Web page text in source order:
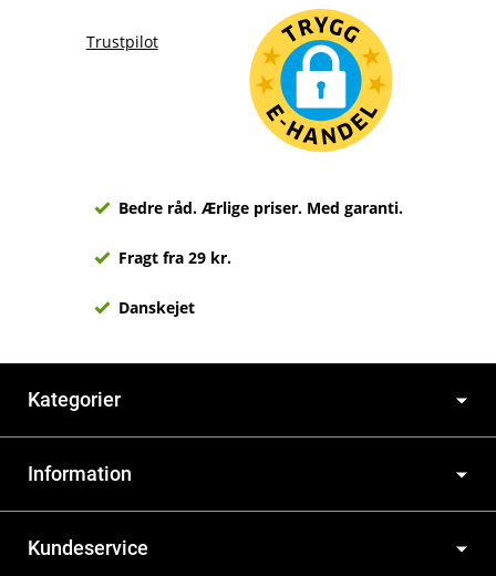
Trustpilot
Bedre råd. Ærlige priser. Med garanti.
Fragt fra 29 kr.
Danskejet
Kategorier
Information
Kundeservice